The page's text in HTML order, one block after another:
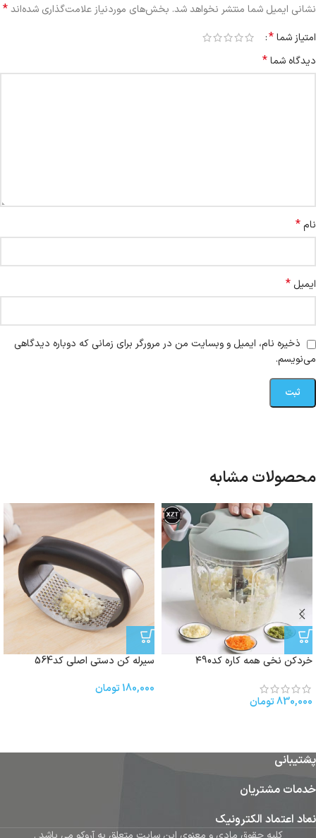
نشانی ایمیل شما منتشر نخواهد شد. بخش‌های موردنیاز علامت‌گذاری شده‌اند*
امتیاز شما*
دیدگاه شما*
نام*
ایمیل *
ذخیره نام، ایمیل و وبسایت من در مرورگر برای زمانی که دوباره دیدگاهی
می‌نویسم.
محصولات مشابه
خردکن نخی همه کاره کد۴90
830,000تومان
سیرله کن دستی اصلی کد564
180,000تومان
پشتیبانی
خدمات مشتریان
نماد اعتماد الکترونیک